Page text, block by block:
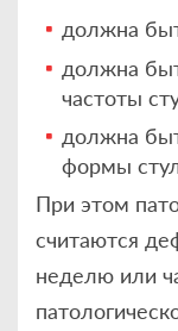
должна
должна
частоты
должна
формы
При этом
считаются
неделю или